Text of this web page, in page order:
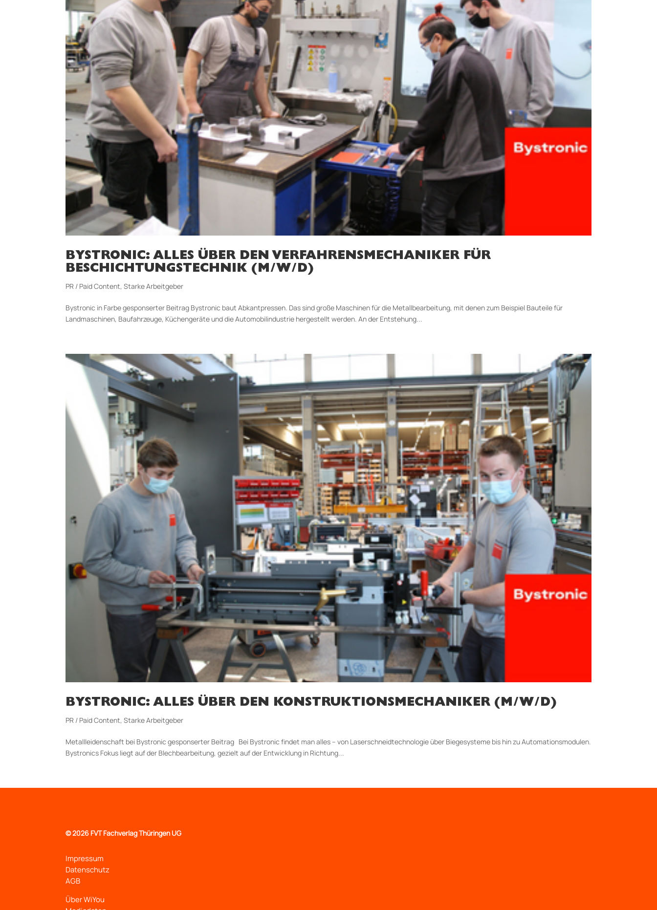
BYSTRONIC: ALLES ÜBER DEN VERFAHRENSMECHANIKER FÜR
BESCHICHTUNGSTECHNIK (M/W/D)
PR / Paid Content,Starke Arbeitgeber
Bystronic in Farbe gesponserter Beitrag Bystronic baut Abkantpressen. Das sind große Maschinen für die Metallbearbeitung, mit denen zum Beispiel Bauteile für
Landmaschinen, Baufahrzeuge, Küchengeräte und die Automobilindustrie hergestellt werden. An der Entstehung...
BYSTRONIC: ALLES ÜBER DEN KONSTRUKTIONSMECHANIKER (M/W/D)
PR / Paid Content,Starke Arbeitgeber
Metallleidenschaft bei Bystronic gesponserter Beitrag Bei Bystronic findet man alles – von Laserschneidtechnologie über Biegesysteme bis hin zu Automationsmodulen.
Bystronics Fokus liegt auf der Blechbearbeitung, gezielt auf der Entwicklung in Richtung...
©2026 FVT Fachverlag Thüringen UG
Impressum
Datenschutz
AGB
Über WiYou